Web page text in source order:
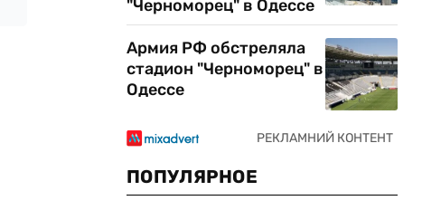
"Черноморец" в Одессе
Армия РФ обстреляла
стадион "Черноморец" в
Одессе
ПОПУЛЯРНОЕ